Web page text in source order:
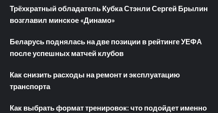
Трёхкратный обладатель Кубка Стэнли Сергей Брылин
возглавил минское «Динамо»
Беларусь поднялась на две позиции в рейтинге УЕФА
после успешных матчей клубов
Как снизить расходы на ремонт и эксплуатацию
транспорта
Как выбрать формат тренировок: что подойдет именно